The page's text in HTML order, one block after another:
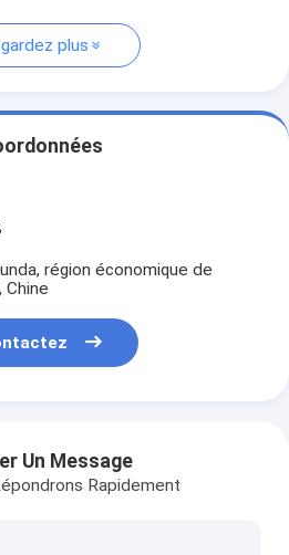
plus
région économique de
Chine
Un Message
Rapidement